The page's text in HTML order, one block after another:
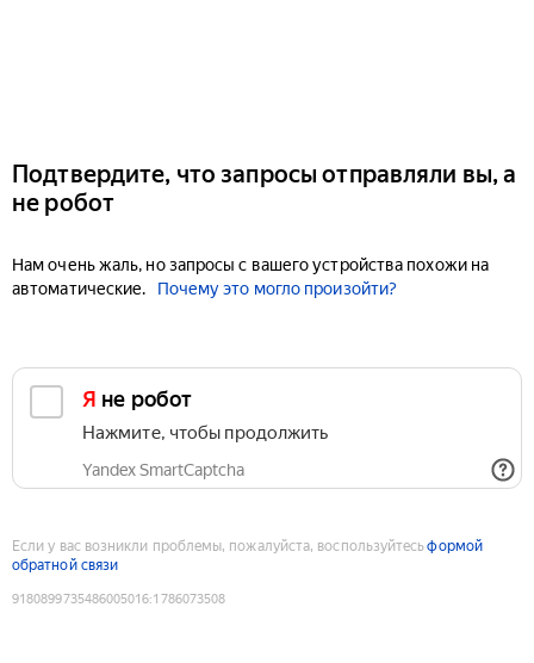
Подтвердите, что запросы отправляли вы, а
не робот
Нам очень жаль, но запросы с вашего устройства похожи на
автоматические.
Почему это могло произойти?
Я не робот
Нажмите, чтобы продолжить
Yandex SmartCaptcha
Если у вас возникли проблемы, пожалуйста, воспользуйтесьформой
обратной связи
9180899735486005016:1786073508